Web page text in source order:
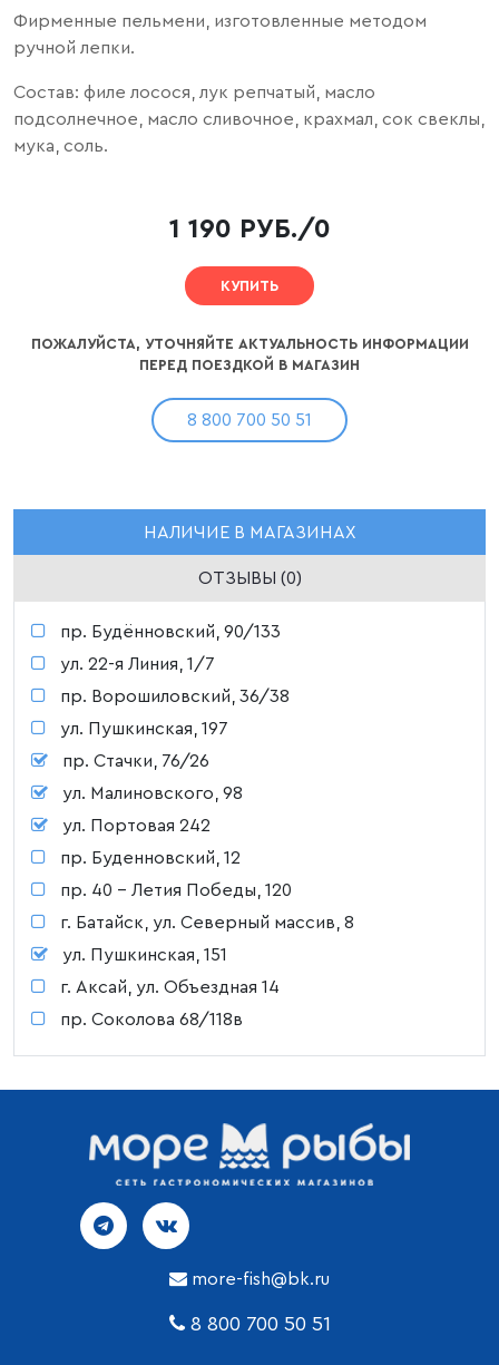
Фирменные пельмени, изготовленные методом
ручной лепки.
Состав: филе лосося, лук репчатый, масло
подсолнечное, масло сливочное, крахмал, сок свеклы,
мука, соль.
1 190 РУБ./0
КУПИТЬ
ПОЖАЛУЙСТА, УТОЧНЯЙТЕ АКТУАЛЬНОСТЬ ИНФОРМАЦИИ
ПЕРЕД ПОЕЗДКОЙ В МАГАЗИН
8 800 700 50 51
НАЛИЧИЕ В МАГАЗИНАХ
ОТЗЫВЫ (0)
пр. Будённовский, 90/133
ул. 22-я Линия, 1/7
пр. Ворошиловский, 36/38
ул. Пушкинская, 197
пр. Стачки, 76/26
ул. Малиновского, 98
ул. Портовая 242
пр. Буденновский, 12
пр. 40 - Летия Победы, 120
г. Батайск, ул. Северный массив, 8
ул. Пушкинская, 151
г. Аксай, ул. Объездная 14
пр. Соколова 68/118в
more-fish@bk.ru
8 800 700 50 51